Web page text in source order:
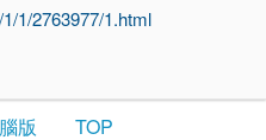
1/2763977/1.html
版 TOP